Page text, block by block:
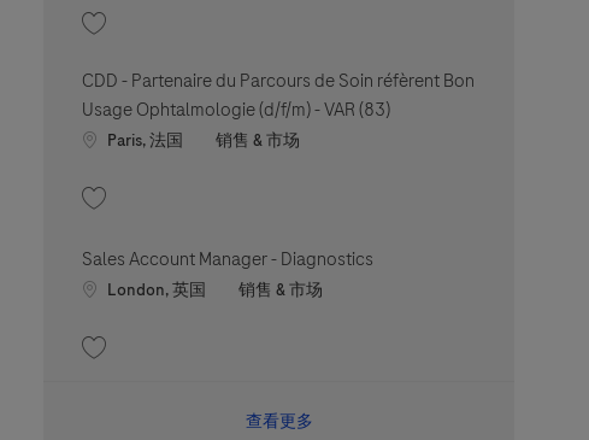
CDD - Partenaire du Parcours de Soin réfèrent Bon
Usage Ophtalmologie (d/f/m) - VAR (83)
Location
Paris, 法国 职位类别
销售 & 市场
Sales Account Manager - Diagnostics
Location
London, 英国 职位类别
销售 & 市场
查看更多